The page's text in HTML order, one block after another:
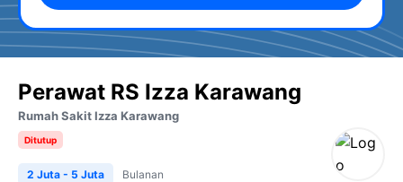
Perawat RS Izza Karawang
Rumah Sakit Izza Karawang
Ditutup
2 Juta - 5 Juta Bulanan